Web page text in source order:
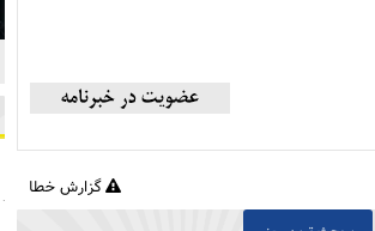
گزارش خطا